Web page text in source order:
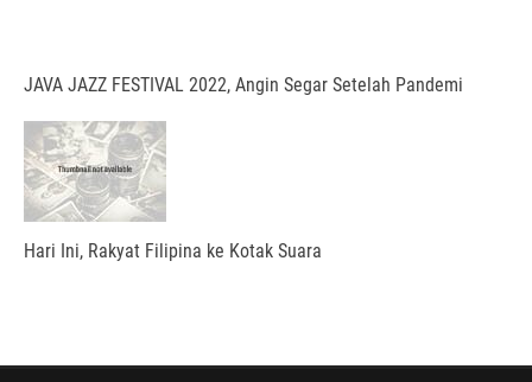
JAVA JAZZ FESTIVAL 2022, Angin Segar Setelah Pandemi
Hari Ini, Rakyat Filipina ke Kotak Suara